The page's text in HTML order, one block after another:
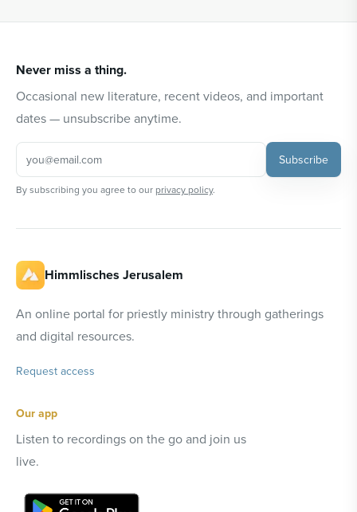
Never miss a thing.
Occasional new literature, recent videos, and important
dates — unsubscribe anytime.
Subscribe
By subscribing you agree to our privacy policy.
Himmlisches Jerusalem
An online portal for priestly ministry through gatherings
and digital resources.
Request access
Our app
Listen to recordings on the go and join us
live.